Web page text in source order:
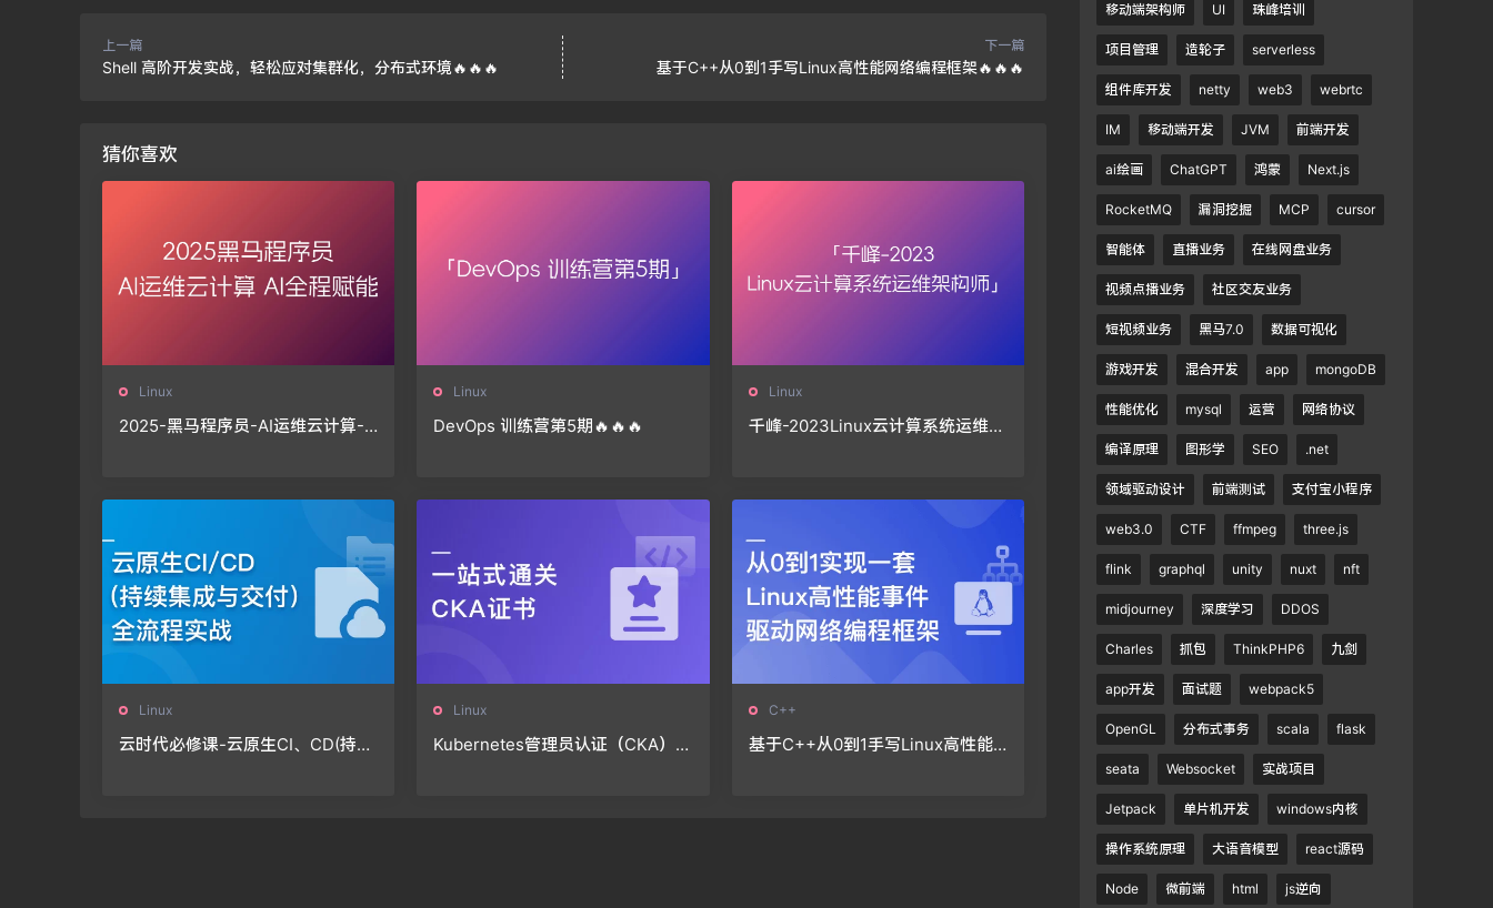
上一篇
Shell 高阶开发实战，轻松应对集群化，分布式环境🔥🔥🔥
下一篇
基于C++从0到1手写Linux高性能网络编程框架🔥🔥🔥
猜你喜欢
Linux
2025-黑马程序员-AI运维云计算-A
Linux
DevOps 训练营第5期🔥🔥🔥
Linux
千峰-2023Linux云计算系统运维架
Linux
云时代必修课-云原生CI、CD(持续
Linux
Kubernetes管理员认证（CKA）🔥
C++
基于C++从0到1手写Linux高性能
移动端架构师 UI 珠峰培训
项目管理 造轮子 serverless
组件库开发 netty web3 webrtc
IM 移动端开发 JVM 前端开发
ai绘画 ChatGPT 鸿蒙 Next.js
RocketMQ 漏洞挖掘 MCP cursor
智能体 直播业务 在线网盘业务
视频点播业务 社区交友业务
短视频业务 黑马7.0 数据可视化
游戏开发 混合开发 app mongoDB
性能优化 mysql 运营 网络协议
编译原理 图形学 SEO .net
领域驱动设计 前端测试 支付宝小程序
web3.0 CTF ffmpeg three.js
flink graphql unity nuxt nft
midjourney 深度学习 DDOS
Charles 抓包 ThinkPHP6 九剑
app开发 面试题 webpack5
OpenGL 分布式事务 scala flask
seata Websocket 实战项目
Jetpack 单片机开发 windows内核
操作系统原理 大语音模型 react源码
Node 微前端 html js逆向